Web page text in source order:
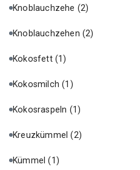
Knoblauchzehe (2)
Knoblauchzehen (2)
Kokosfett (1)
Kokosmilch(1)
Kokosraspeln (1)
Kreuzkümmel(2)
Kümmel(1)